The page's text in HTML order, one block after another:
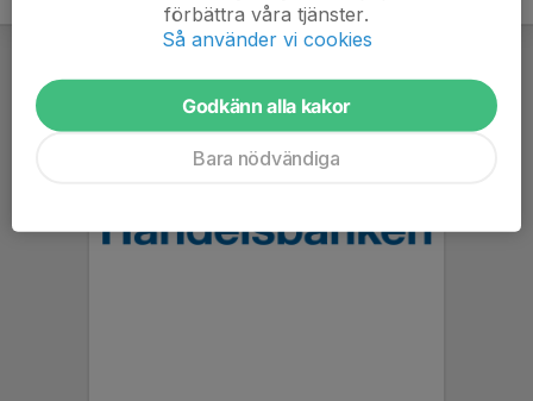
förbättra våra tjänster.
Så använder vi cookies
Godkänn alla kakor
Bara nödvändiga